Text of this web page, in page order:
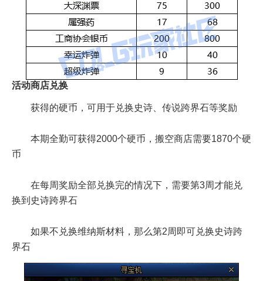
活动商店兑换
获得的硬币，可用于兑换史诗、传说跨界石等奖励
本期全勤可获得2000个硬币，搬空商店需要1870个硬
币
在每周奖励全部兑换完的情况下，需要第3周才能兑
换到史诗跨界石
如果不兑换维纳斯材料，那么第2周即可兑换史诗跨
界石